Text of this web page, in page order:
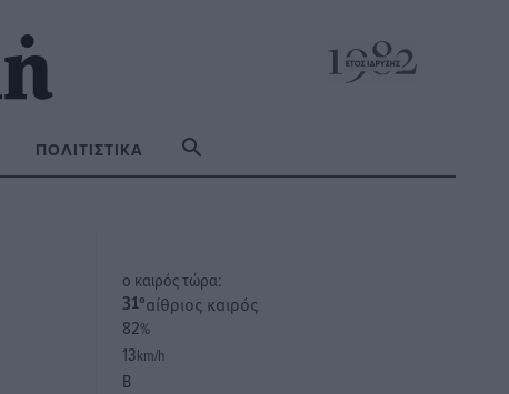
ΠΟΛΙΤΙΣΤΙΚΆ
o καιρός τώρα:
31°αίθριος καιρός
82%
13km/h
Β